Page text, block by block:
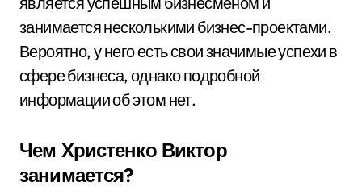
занимается несколькими бизнес-проектами.
Вероятно, у него есть свои значимые успехи в
сфере бизнеса, однако подробной
информации об этом нет.
Чем Христенко Виктор
занимается?